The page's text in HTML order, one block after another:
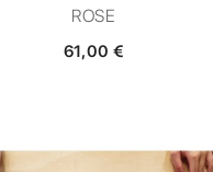
ROSE
61,00 €